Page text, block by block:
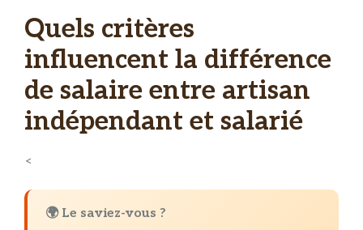
Quels critères
influencent la différence
de salaire entre artisan
indépendant et salarié
<
🌍 Le saviez-vous ?